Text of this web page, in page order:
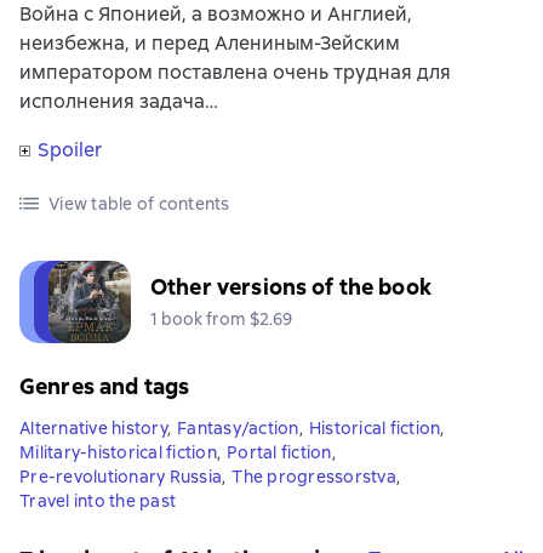
Война с Японией, а возможно и Англией,
неизбежна, и перед Алениным-Зейским
императором поставлена очень трудная для
исполнения задача…
Spoiler
View table of contents
Other versions of the book
1 book from $2.69
Genres and tags
Alternative history, Fantasy/action, Historical fiction,
Military-historical fiction, Portal fiction,
Pre-revolutionary Russia, The progressorstva,
Travel into the past